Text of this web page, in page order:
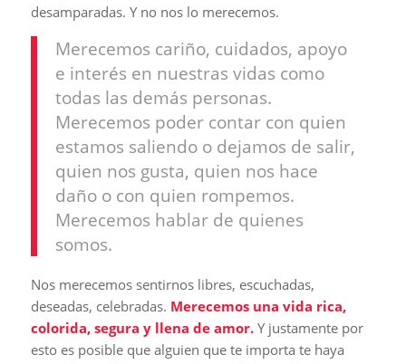
desamparadas. Y no nos lo merecemos.
Merecemos cariño, cuidados, apoyo
e interés en nuestras vidas como
todas las demás personas.
Merecemos poder contar con quien
estamos saliendo o dejamos de salir,
quien nos gusta, quien nos hace
daño o con quien rompemos.
Merecemos hablar de quienes
somos.
Nos merecemos sentirnos libres, escuchadas,
deseadas, celebradas. Merecemos una vida rica,
colorida, segura y llena de amor.Y justamente por
esto es posible que alguien que te importa te haya